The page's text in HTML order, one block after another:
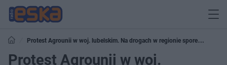
Protest Agrounii w woj. lubelskim. Na drogach w regionie spore
utrudnienia
Protest Agrounii w woj.